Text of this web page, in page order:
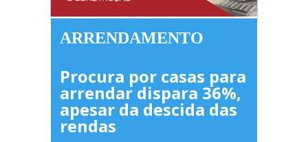
ARRENDAMENTO
Procura por casas para
arrendar dispara 36%,
apesar da descida das
rendas